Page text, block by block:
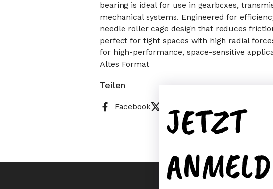
bearing is ideal for use in gearboxes,
mechanical systems. Engineered for
needle roller cage design that reduces
perfect for tight spaces with high radial
for high-performance, space-sensitive
Altes Format
Teilen
Facebook
JETZT